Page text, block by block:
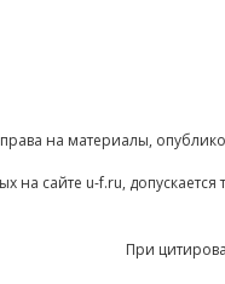
на материалы,
на сайте u-f.ru,
При